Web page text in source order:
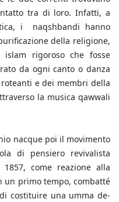
tra di loro. Infatti, a
i naqshbandi hanno
della religione,
rigoroso che fosse
da ogni canto o danza
e dei membri della
la musica qawwali
nacque poi il movimento
di pensiero revivalista
come reazione alla
un primo tempo, combatté
costituire una umma de-